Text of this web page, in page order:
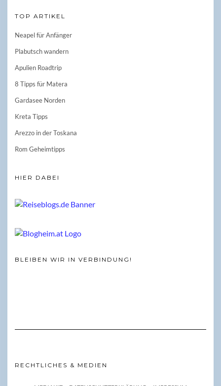
TOP ARTIKEL
Neapel für Anfänger
Plabutsch wandern
Apulien Roadtrip
8 Tipps für Matera
Gardasee Norden
Kreta Tipps
Arezzo in der Toskana
Rom Geheimtipps
HIER DABEI
BLEIBEN WIR IN VERBINDUNG!
RECHTLICHES & MEDIEN